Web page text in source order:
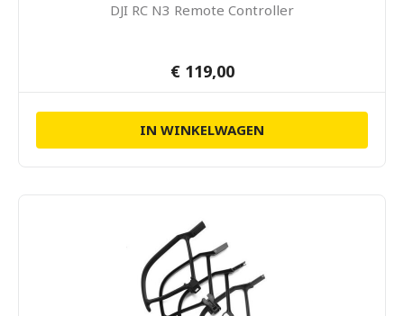
DJI RC N3 Remote Controller
€ 119,00
IN WINKELWAGEN